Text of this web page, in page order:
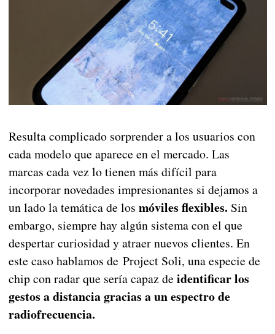
Resulta complicado sorprender a los usuarios con
cada modelo que aparece en el mercado. Las
marcas cada vez lo tienen más difícil para
incorporar novedades impresionantes si dejamos a
un lado la temática de los móviles flexibles. Sin
embargo, siempre hay algún sistema con el que
despertar curiosidad y atraer nuevos clientes. En
este caso hablamos de Project Soli, una especie de
chip con radar que sería capaz de identificar los
gestos a distancia gracias a un espectro de
radiofrecuencia.